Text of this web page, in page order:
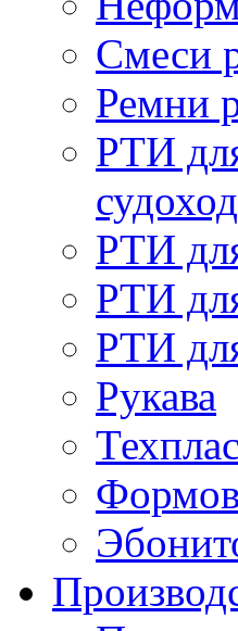
Смеси
Ремни
РТИ
РТИ
РТИ
РТИ
Рукава